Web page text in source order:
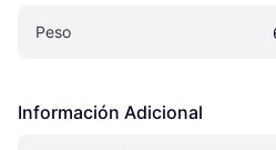
Peso
Información Adicional